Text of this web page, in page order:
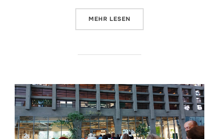
MEHR ÜBER „35 JAHRE DEUTSCHE
LESEN